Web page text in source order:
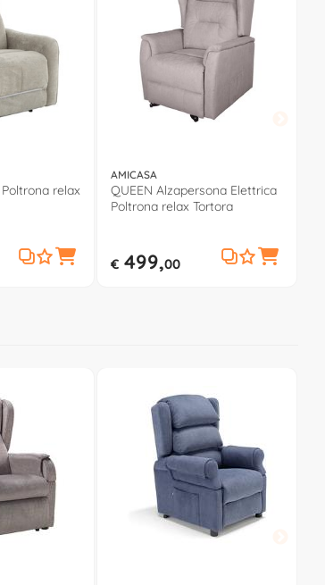
relax
AMICASA
QUEEN Alzapersona Elettrica
Poltrona relax Tortora
€ 499,00